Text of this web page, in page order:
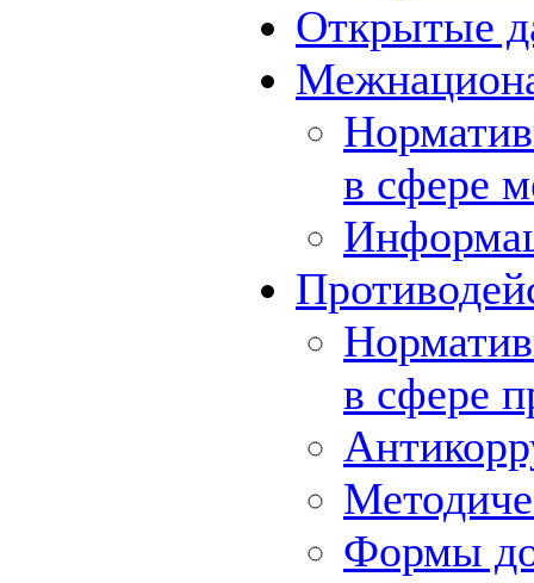
Открытые
в сфере
в сфере
Формы